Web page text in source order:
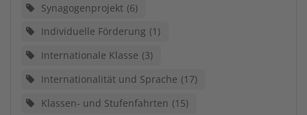
Synagogenprojekt 6
Individuelle Förderung 1
Internationale Klasse 3
Internationalität und Sprache 17
Klassen- und Stufenfahrten 15